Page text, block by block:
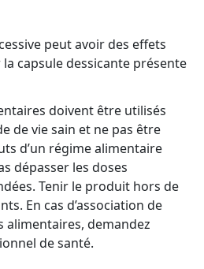
peut avoir des effets
capsule dessicante présente
doivent être utilisés
de vie sain et ne pas être
d’un régime alimentaire
dépasser les doses
Tenir le produit hors de
En cas d’association de
alimentaires, demandez
de santé.